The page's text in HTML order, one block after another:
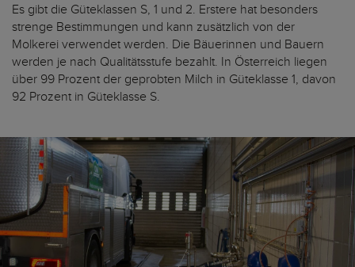
Es gibt die Güteklassen S, 1 und 2. Erstere hat besonders
strenge Bestimmungen und kann zusätzlich von der
Molkerei verwendet werden. Die Bäuerinnen und Bauern
werden je nach Qualitätsstufe bezahlt. In Österreich liegen
über 99 Prozent der geprobten Milch in Güteklasse 1, davon
92 Prozent in Güteklasse S.